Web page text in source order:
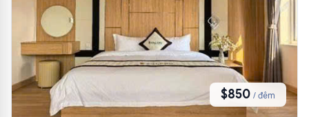
$850 / đêm